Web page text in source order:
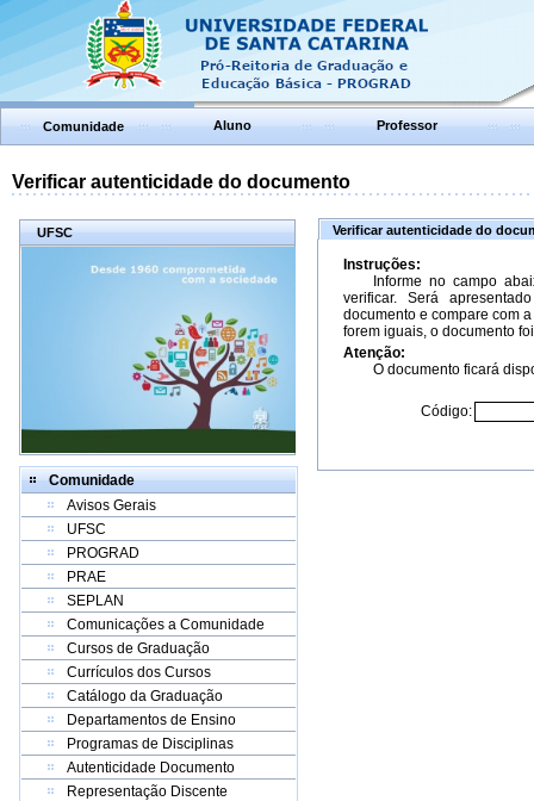
Comunidade Aluno Professor
Verificar autenticidade do documento
UFSC
Comunidade
Avisos Gerais
UFSC
PROGRAD
PRAE
SEPLAN
Comunicações a Comunidade
Cursos de Graduação
Currículos dos Cursos
Catálogo da Graduação
Departamentos de Ensino
Programas de Disciplinas
Autenticidade Documento
Representação Discente
Verificar autenticidade do
Instruções:
Informe no campo
verificar. Será
documento e compare com
forem iguais, o documento
Atenção:
O documento ficará
Código: